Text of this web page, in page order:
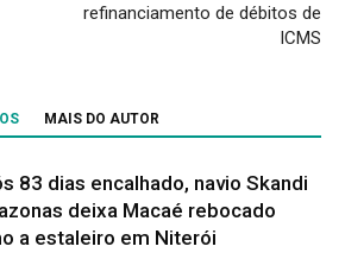
refinanciamento de débitos de
ICMS
MAIS DO AUTOR
83 dias encalhado, navio Skandi
deixa Macaé rebocado
a estaleiro em Niterói